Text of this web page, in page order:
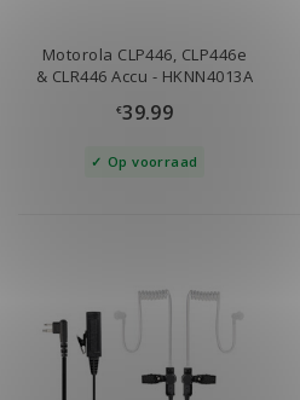
Motorola CLP446, CLP446e
& CLR446 Accu - HKNN4013A
€39.99
Op voorraad